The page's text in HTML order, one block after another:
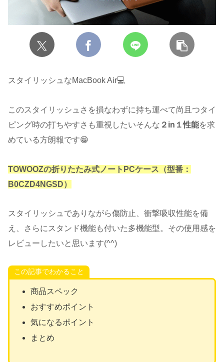
スタイリッシュなMacBook Air💻️
このスタイリッシュさを損なわずに持ち運べて尚且つタイ
ピング時の打ちやすさも重視したいそんな ２in１性能を求
めている方朗報です😁
TOWOOZの折りたたみ式ノートPCケース（型番：
B0CZD4NGSD）
スタイリッシュでありながら傷防止、衝撃吸収性能を備
え、さらにスタンド機能も付いた多機能型。その使用感を
レビューしたいと思います(^^)
この記事でわかること
商品スペック
おすすめポイント
気になるポイント
まとめ